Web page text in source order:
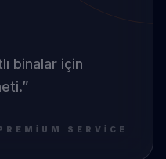
binalar için
”
SERVICE